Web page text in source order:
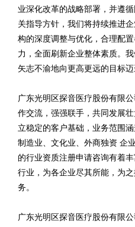
业深化改革的战略部署，并遵
关指导方针，我们将持续推进
构的深度调整与优化，合理配
力，全面刷新企业整体素质。
矢志不渝地向更高更远的目标迈
广东光明区探音医疗股份有限
作交流，强强联手，共同发展
立稳定的客户基础，业务范围
制造业、文化业、外商独资 企
的行业资质注册申请咨询有着
行业，为各企业尽其所能，为
务。
广东光明区探音医疗股份有限